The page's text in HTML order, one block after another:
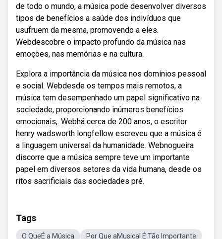
de todo o mundo, a música pode desenvolver diversos
tipos de benefícios a saúde dos indivíduos que
usufruem da mesma, promovendo a eles.
Webdescobre o impacto profundo da música nas
emoções, nas memórias e na cultura.
Explora a importância da música nos domínios pessoal
e social. Webdesde os tempos mais remotos, a
música tem desempenhado um papel significativo na
sociedade, proporcionando inúmeros benefícios
emocionais,. Webhá cerca de 200 anos, o escritor
henry wadsworth longfellow escreveu que a música é
a linguagem universal da humanidade. Webnogueira
discorre que a música sempre teve um importante
papel em diversos setores da vida humana, desde os
ritos sacrificiais das sociedades pré.
Tags
O QueÉ a Música Por Que aMusical É Tão Importante